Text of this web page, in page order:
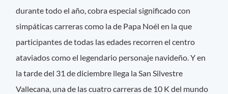
durante todo el año, cobra especial significado con
simpáticas carreras como la de Papa Noél en la que
participantes de todas las edades recorren el centro
ataviados como el legendario personaje navideño. Y en
la tarde del 31 de diciembre llega la San Silvestre
Vallecana, una de las cuatro carreras de 10 K del mundo